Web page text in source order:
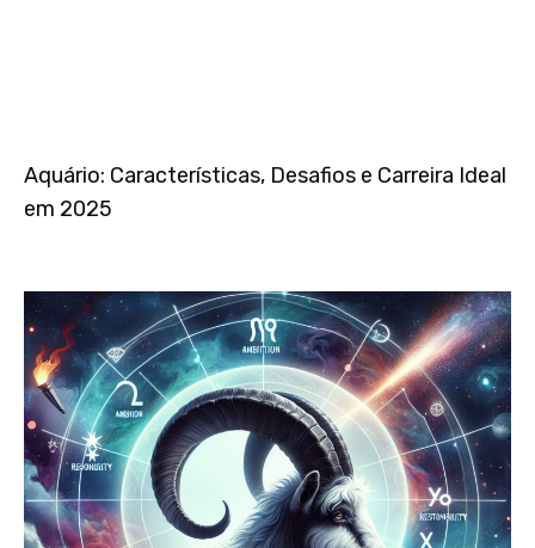
Aquário: Características, Desafios e Carreira Ideal
em 2025